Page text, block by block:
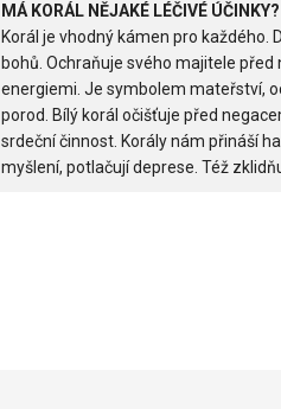
MÁ KORÁL NĚJAKÉ LÉČIVÉ ÚČINKY?
Korál je vhodný kámen pro každého.
bohů. Ochraňuje svého majitele
energiemi. Je symbolem mateřství,
porod. Bílý korál očišťuje před
srdeční činnost. Korály nám přináší
myšlení, potlačují deprese. Též